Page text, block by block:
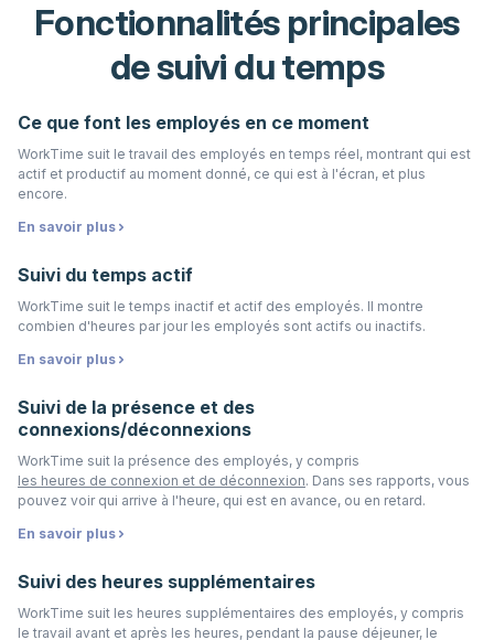
Fonctionnalités principales
de suivi du temps
Ce que font les employés en ce moment
WorkTime suit le travail des employés en temps réel, montrant qui est
actif et productif au moment donné, ce qui est à l'écran, et plus
encore.
En savoir plus
Suivi du temps actif
WorkTime suit le temps inactif et actif des employés. Il montre
combien d'heures par jour les employés sont actifs ou inactifs.
En savoir plus
Suivi de la présence et des
connexions/déconnexions
WorkTime suit la présence des employés, y compris
les heures de connexion et de déconnexion. Dans ses rapports, vous
pouvez voir qui arrive à l'heure, qui est en avance, ou en retard.
En savoir plus
Suivi des heures supplémentaires
WorkTime suit les heures supplémentaires des employés, y compris
le travail avant et après les heures, pendant la pause déjeuner, le